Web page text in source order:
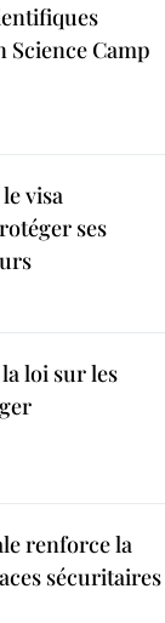
Science Camp
visa
ses
loi sur les
renforce la
sécuritaires